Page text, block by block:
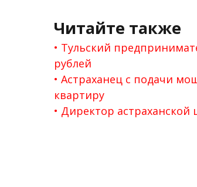
Читайте также
Тульский
рублей
Астраханец с подачи
квартиру
Директор астраханской